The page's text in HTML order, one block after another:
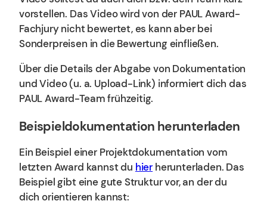
vorstellen. Das Video wird von der PAUL Award-
Fachjury nicht bewertet, es kann aber bei
Sonderpreisen in die Bewertung einfließen.
Über die Details der Abgabe von Dokumentation
und Video (u. a. Upload-Link) informiert dich das
PAUL Award-Team frühzeitig.
Beispieldokumentation herunterladen
Ein Beispiel einer Projektdokumentation vom
letzten Award kannst du hier herunterladen. Das
Beispiel gibt eine gute Struktur vor, an der du
dich orientieren kannst: